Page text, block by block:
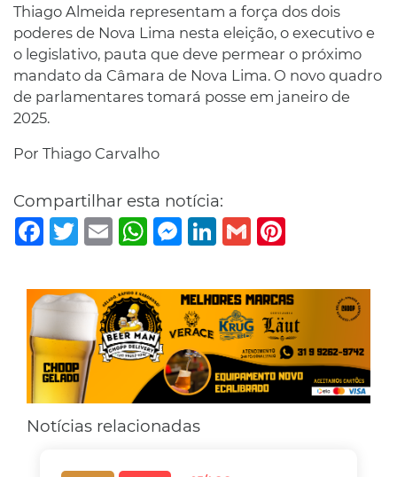
Thiago Almeida representam a força dos dois
poderes de Nova Lima nesta eleição, o executivo e
o legislativo, pauta que deve permear o próximo
mandato da Câmara de Nova Lima. O novo quadro
de parlamentares tomará posse em janeiro de
2025.
Por Thiago Carvalho
Compartilhar esta notícia:
Facebook
TwitterEmail WhatsAppMessenger
LinkedIn
Gmail
Notícias relacionadas